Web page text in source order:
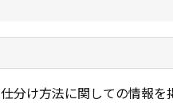
分け方法に関しての情報を